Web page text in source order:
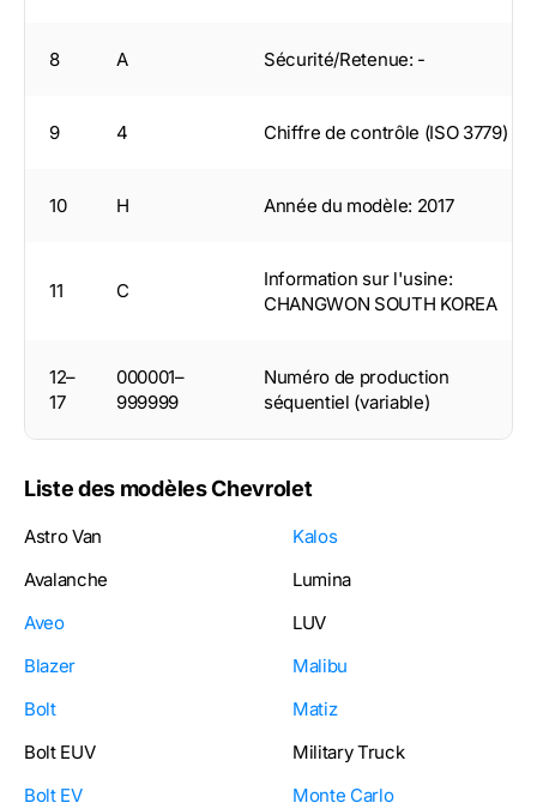
8 A Sécurité/Retenue: -
9 4 Chiffre de contrôle (ISO 3779)
10 H Année du modèle: 2017
11 C
Information sur l'usine:
CHANGWON SOUTH KOREA
12–
17
000001–
999999
Numéro de production
séquentiel (variable)
Liste des modèles Chevrolet
Astro Van
Avalanche
Aveo
Blazer
Bolt
Bolt EUV
Bolt EV
Kalos
Lumina
LUV
Malibu
Matiz
Military Truck
Monte Carlo